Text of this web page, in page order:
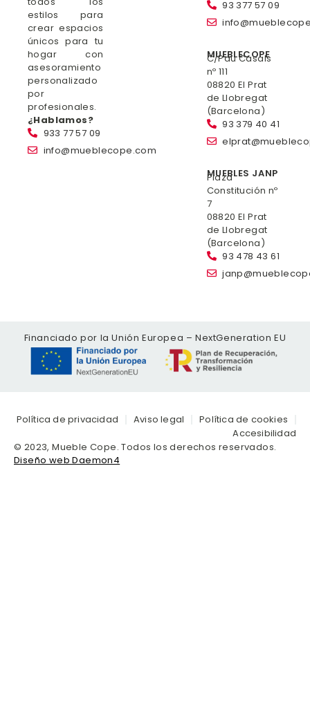
estilos para
crear espacios
únicos para tu
hogar con
asesoramiento
personalizado
por
profesionales.
¿Hablamos?
933 77 57 09
info@mueblecope.com
93 377 57 09
MUEBLECOPE
C/Pau Casals
nº 111
08820 El Prat
de Llobregat
(Barcelona)
93 379 40 41
MUEBLES JANP
Plaza
Constitución nº
7
08820 El Prat
de Llobregat
(Barcelona)
93 478 43 61
Financiado por la Unión Europea – NextGeneration EU
© 2023, Mueble Cope. Todos los derechos reservados.
Diseño web Daemon4
Política de privacidad Aviso legal
Política de cookies
Accesibilidad